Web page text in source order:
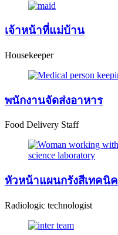
เจ้าหน้าที่แม่บ้าน
Housekeeper
พนักงานจัดส่งอาหาร
Food Delivery Staff
หัวหน้าแผนกรังสีเทคนิค
Radiologic technologist